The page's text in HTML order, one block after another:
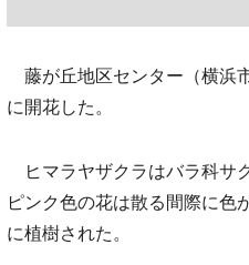
藤が丘地区センター（横浜
に開花した。
ヒマラヤザクラはバラ科サ
ピンク色の花は散る間際に
に植樹された。